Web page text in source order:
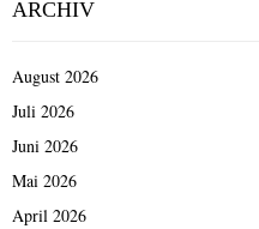
ARCHIV
August 2026
Juli 2026
Juni 2026
Mai 2026
April 2026